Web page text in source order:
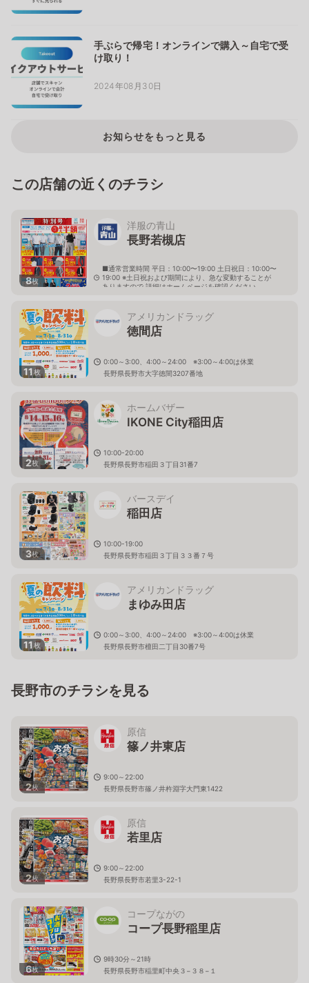
手ぶらで帰宅！オンラインで購入～自宅で受
け取り！
2024年08月30日
お知らせをもっと見る
この店舗の近くのチラシ
8枚
洋服の青山
長野若槻店
■通常営業時間 平日：10:00〜19:00 土日祝日：10:00〜
19:00 ※土日祝および期間により、急な変動することが
ありますので 詳細はホームページを確認ください
11枚
アメリカンドラッグ
徳間店
0:00～3:00、4:00～24:00 ※3:00～4:00は休業
長野県長野市大字徳間3207番地
2枚
ホームバザー
IKONE City稲田店
10:00-20:00
長野県長野市稲田３丁目31番7
3枚
バースデイ
稲田店
10:00-19:00
長野県長野市稲田３丁目３３番７号
11枚
アメリカンドラッグ
まゆみ田店
0:00～3:00、4:00～24:00 ※3:00～4:00は休業
長野県長野市檀田二丁目30番7号
長野市のチラシを見る
2枚
原信
篠ノ井東店
9:00～22:00
長野県長野市篠ノ井杵淵字大門東1422
2枚
原信
若里店
9:00～22:00
長野県長野市若里3-22-1
6枚
コープながの
コープ長野稲里店
9時30分～21時
長野県長野市稲里町中央３−３８−１